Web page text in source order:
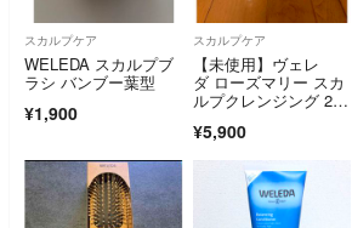
スカルプケア
WELEDA スカルプブ
ラシ バンブー葉型
¥1,900
スカルプケア
【未使用】ヴェレ
ダ ローズマリー スカ
ルプクレンジング 200
¥5,900